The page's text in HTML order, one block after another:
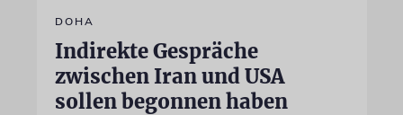
DOHA
Indirekte Gespräche
zwischen Iran und USA
sollen begonnen haben